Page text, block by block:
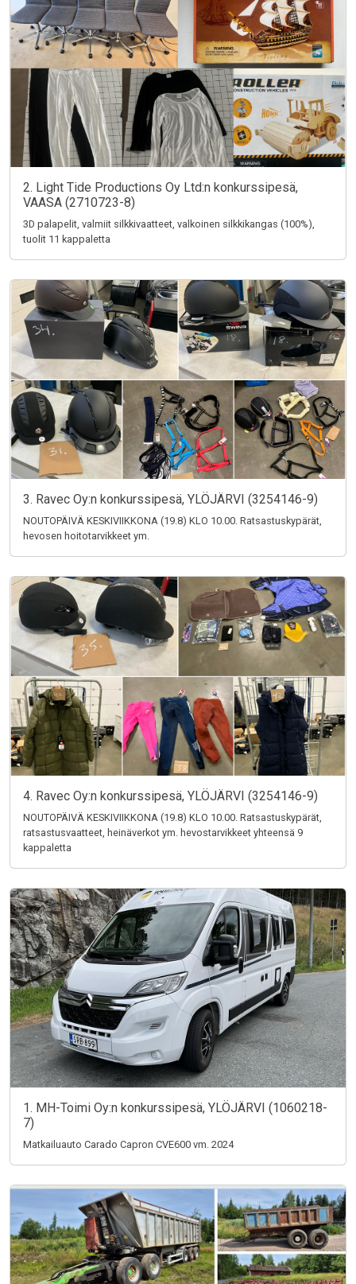
2. Light Tide Productions Oy Ltd:n konkurssipesä,
VAASA (2710723-8)
3D palapelit, valmiit silkkivaatteet, valkoinen silkkikangas (100%),
tuolit 11 kappaletta
3. Ravec Oy:n konkurssipesä, YLÖJÄRVI (3254146-9)
NOUTOPÄIVÄ KESKIVIIKKONA (19.8) KLO 10.00. Ratsastuskypärät,
hevosen hoitotarvikkeet ym.
4. Ravec Oy:n konkurssipesä, YLÖJÄRVI (3254146-9)
NOUTOPÄIVÄ KESKIVIIKKONA (19.8) KLO 10.00. Ratsastuskypärät,
ratsastusvaatteet, heinäverkot ym. hevostarvikkeet yhteensä 9
kappaletta
1. MH-Toimi Oy:n konkurssipesä, YLÖJÄRVI (1060218-
7)
Matkailuauto Carado Capron CVE600 vm. 2024